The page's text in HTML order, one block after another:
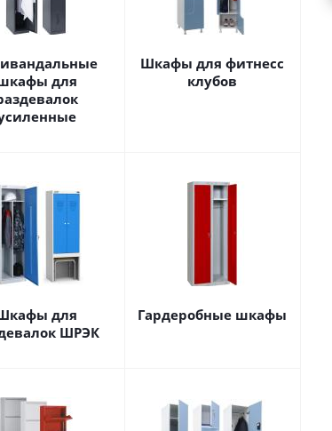
для
Шкафы для фитнесс
клубов
для
ШРЭК
Гардеробные шкафы